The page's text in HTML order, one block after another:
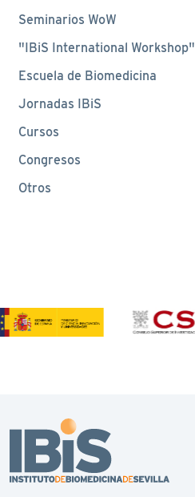
Seminarios WoW
"IBiS International Workshop"
Escuela de Biomedicina
Jornadas IBiS
Cursos
Congresos
Otros